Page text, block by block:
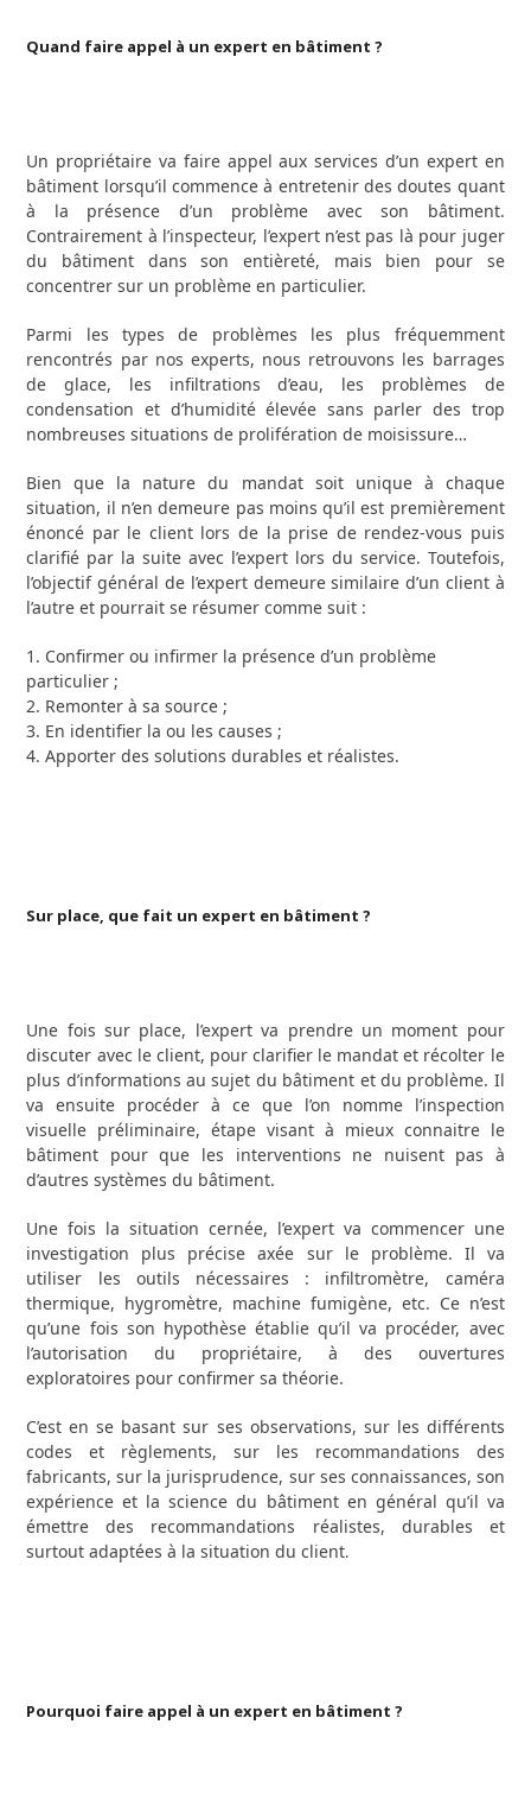
Quand faire appel à un expert en bâtiment ?
Un propriétaire va faire appel aux services d’un expert en
bâtiment lorsqu’il commence à entretenir des doutes quant
à la présence d’un problème avec son bâtiment.
Contrairement à l’inspecteur, l’expert n’est pas là pour juger
du bâtiment dans son entièreté, mais bien pour se
concentrer sur un problème en particulier.
Parmi les types de problèmes les plus fréquemment
rencontrés par nos experts, nous retrouvons les barrages
de glace, les infiltrations d’eau, les problèmes de
condensation et d’humidité élevée sans parler des trop
nombreuses situations de prolifération de moisissure…
Bien que la nature du mandat soit unique à chaque
situation, il n’en demeure pas moins qu’il est premièrement
énoncé par le client lors de la prise de rendez-vous puis
clarifié par la suite avec l’expert lors du service. Toutefois,
l’objectif général de l’expert demeure similaire d’un client à
l’autre et pourrait se résumer comme suit :
1. Confirmer ou infirmer la présence d’un problème
particulier ;
2. Remonter à sa source ;
3. En identifier la ou les causes ;
4. Apporter des solutions durables et réalistes.
Sur place, que fait un expert en bâtiment ?
Une fois sur place, l’expert va prendre un moment pour
discuter avec le client, pour clarifier le mandat et récolter le
plus d’informations au sujet du bâtiment et du problème. Il
va ensuite procéder à ce que l’on nomme l’inspection
visuelle préliminaire, étape visant à mieux connaitre le
bâtiment pour que les interventions ne nuisent pas à
d’autres systèmes du bâtiment.
Une fois la situation cernée, l’expert va commencer une
investigation plus précise axée sur le problème. Il va
utiliser les outils nécessaires : infiltromètre, caméra
thermique, hygromètre, machine fumigène, etc. Ce n’est
qu’une fois son hypothèse établie qu’il va procéder, avec
l’autorisation du propriétaire, à des ouvertures
exploratoires pour confirmer sa théorie.
C’est en se basant sur ses observations, sur les différents
codes et règlements, sur les recommandations des
fabricants, sur la jurisprudence, sur ses connaissances, son
expérience et la science du bâtiment en général qu’il va
émettre des recommandations réalistes, durables et
surtout adaptées à la situation du client.
Pourquoi faire appel à un expert en bâtiment ?